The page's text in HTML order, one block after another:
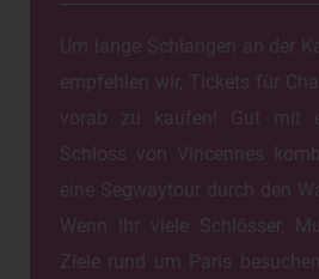
Um lange Schlangen an der
empfehlen wir, Tickets für
vorab zu kaufen! Gut mit
Schloss von Vincennes
eine Segwaytour durch den
Wenn Ihr viele Schlösser,
Ziele rund um Paris